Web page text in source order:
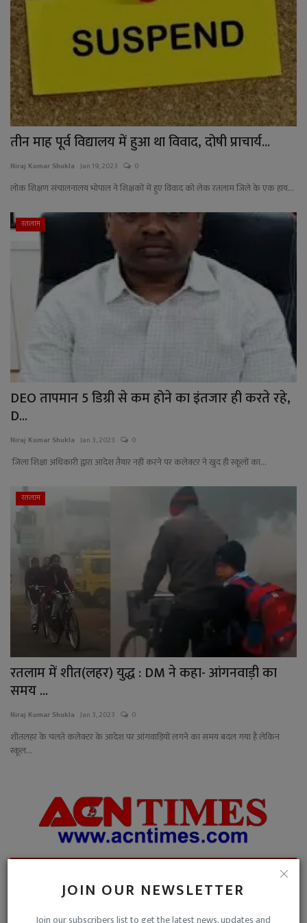
JOIN OUR NEWSLETTER
Join our subscribers list to get the latest news, updates and
तीन माह पूर्व विद्यालय में हुआ था विवाद, दोषी प्राचार्य...
Niraj Kumar Shukla Jan 19, 2023 0
लोक शिक्षण संचालनालय भोपाल ने शिक्षकों में हुए विवाद को लेक रतलाम जिले के एक हाय...
रतलाम
DEO तापमान 5 डिग्री से कम होने का इंतजार ही करते रहे,
D...
Niraj Kumar Shukla Jan 3, 2023 0
जिला शिक्षा अधिकारी द्वारा आदेश तैयार नहीं करने पर कलेक्टर ने खुद ही स्कूलों का...
रतलाम
रतलाम में शीत(लहर) युद्ध : DM ने कहा- आंगनवाड़ी का
समय ...
Niraj Kumar Shukla Jan 3, 2023 0
शीतलहर के चलते कलेक्टर के आदेश पर आंगवाड़ियों लगने का समय बदल गया है लेकिन
स्कूल...